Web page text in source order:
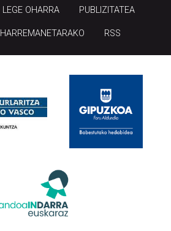
LEGE OHARRA PUBLIZITATEA
HARREMANETARAKO RSS